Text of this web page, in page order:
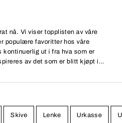
nå. Vi viser topplisten av våre
populære favoritter hos våre
kontinuerlig ut i fra hva som er
av det som er blitt kjøpt i
de mest populære dame- og
Hos oss finner du de mest
og kan søke deg frem til den
Skive Lenke Urkasse